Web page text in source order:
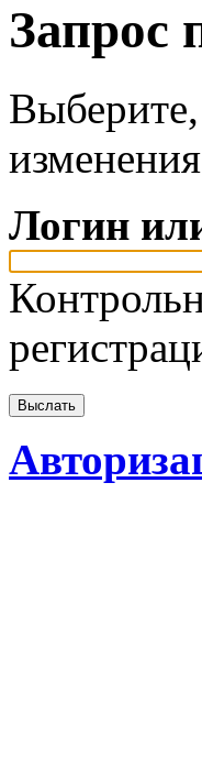
Запрос
Логин